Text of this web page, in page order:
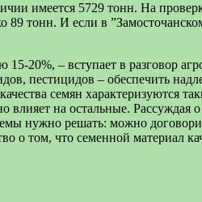
имеется 5729 тонн. На
89 тонн. И если в
20%, – вступает в разговор
пестицидов – обеспечить
семян характеризуются
на остальные. Рассуждая о
нужно решать: можно
о том, что семенной материал